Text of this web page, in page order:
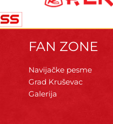
FAN ZONE
Navijačke pesme
Grad Kruševac
Galerija